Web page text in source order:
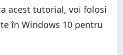
acest tutorial, voi folosi
în Windows 10 pentru